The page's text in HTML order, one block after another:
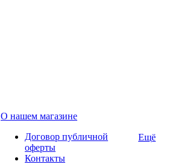
О нашем магазине
Договор публичной
оферты
Контакты
Ещё